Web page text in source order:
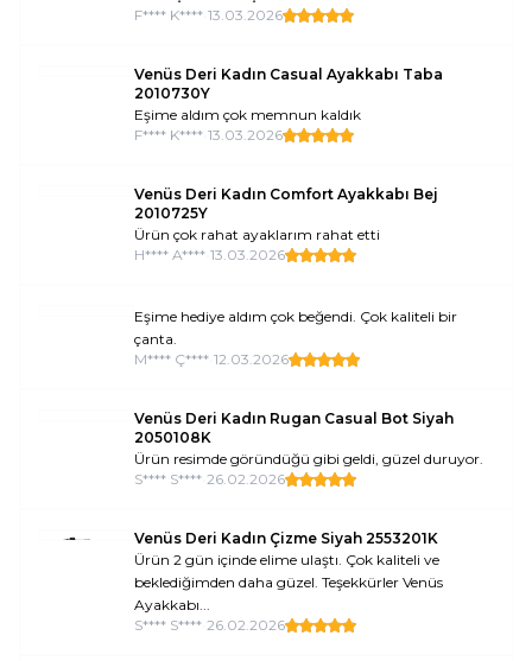
F**** K**** 13.03.2026
Venüs Deri Kadın Casual Ayakkabı Taba
2010730Y
Eşime aldım çok memnun kaldık
F**** K**** 13.03.2026
Venüs Deri Kadın Comfort Ayakkabı Bej
2010725Y
Ürün çok rahat ayaklarım rahat etti
H**** A**** 13.03.2026
Eşime hediye aldım çok beğendi. Çok kaliteli bir
çanta.
M**** Ç**** 12.03.2026
Venüs Deri Kadın Rugan Casual Bot Siyah
2050108K
Ürün resimde göründüğü gibi geldi, güzel duruyor.
S**** S**** 26.02.2026
Venüs Deri Kadın Çizme Siyah 2553201K
Ürün 2 gün içinde elime ulaştı. Çok kaliteli ve
beklediğimden daha güzel. Teşekkürler Venüs
Ayakkabı...
S**** S**** 26.02.2026